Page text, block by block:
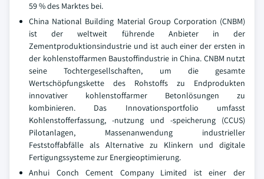
59 % des Marktes bei.
China National Building Material Group Corporation (CNBM)
ist der weltweit führende Anbieter in der
Zementproduktionsindustrie und ist auch einer der ersten in
der kohlenstoffarmen Baustoffindustrie in China. CNBM nutzt
seine Tochtergesellschaften, um die gesamte
Wertschöpfungskette des Rohstoffs zu Endprodukten
innovativer kohlenstoffarmer Betonlösungen zu
kombinieren. Das Innovationsportfolio umfasst
Kohlenstofferfassung, -nutzung und -speicherung (CCUS)
Pilotanlagen, Massenanwendung industrieller
Feststoffabfälle als Alternative zu Klinkern und digitale
Fertigungssysteme zur Energieoptimierung.
Anhui Conch Cement Company Limited ist einer der